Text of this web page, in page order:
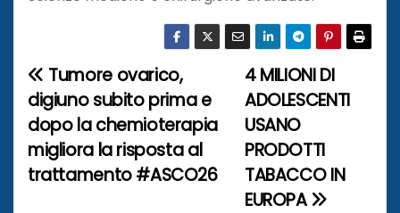
N
a
v
4 MILIONI DI
ADOLESCENTI
USANO
PRODOTTI
TABACCO IN
EUROPA
Tumore ovarico,
digiuno subito prima e
dopo la chemioterapia
migliora la risposta al
trattamento #ASCO26